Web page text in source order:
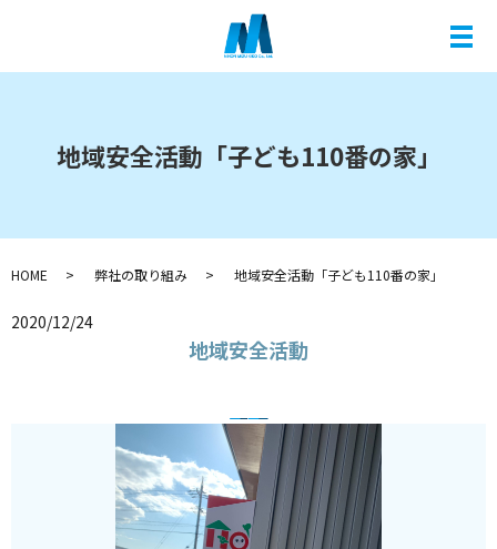
メ
地域安全活動「子ども110番の家」
HOME 弊社の取り組み 地域安全活動「子ども110番の家」
2020/12/24
地域安全活動